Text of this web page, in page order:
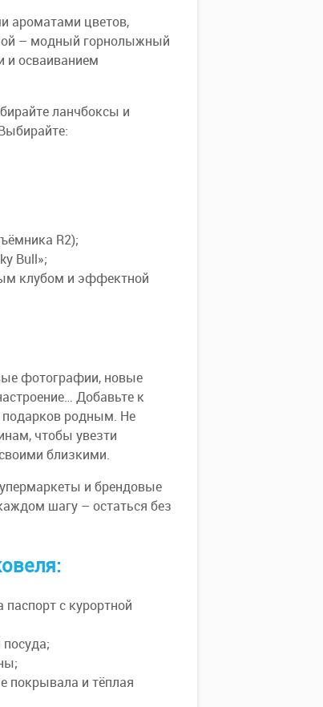
ароматами цветов,
– модный горнолыжный
и осваиванием
ланчбоксы и
R2);
Bull»;
клубом и эффектной
фотографии, новые
Добавьте к
подарков родным. Не
чтобы увезти
близкими.
и брендовые
шагу – остаться без
с курортной
покрывала и тёплая